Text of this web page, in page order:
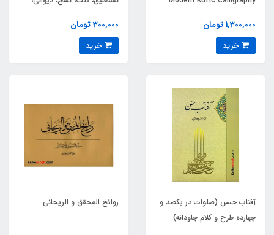
1,300,000 تومان
300,000 تومان
آفتاب حسن (صلوات در یکصد و
چهارده طرح و کلام جاودانه)
روائح المحقق و الریحانی